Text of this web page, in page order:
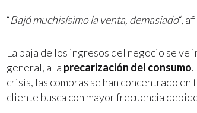
“Bajó muchisísimo la venta, demasiado“,
La baja de los ingresos del negocio se ve
general, a la precarización del consumo
crisis, las compras se han concentrado
cliente busca con mayor frecuencia